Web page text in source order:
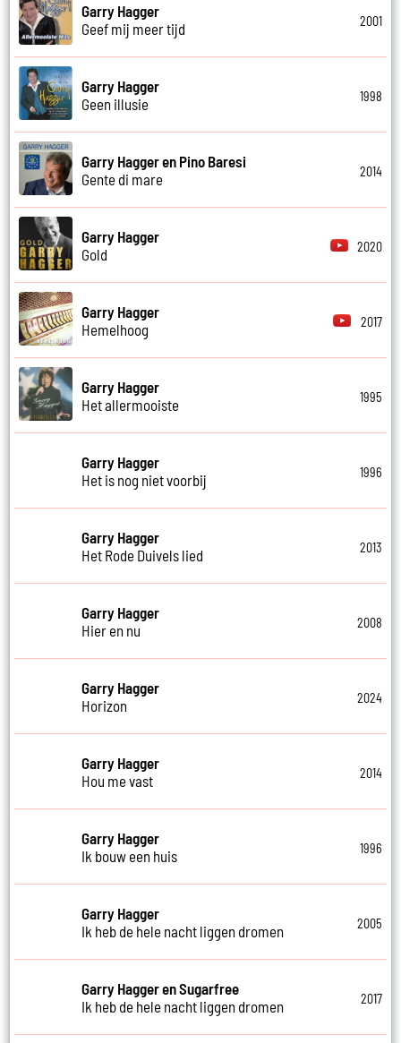
Garry Hagger
Geef mij meer tijd
2001
Garry Hagger
Geen illusie
1998
Garry Hagger en Pino Baresi
Gente di mare
2014
Garry Hagger
Gold
2020
Garry Hagger
Hemelhoog
2017
Garry Hagger
Het allermooiste
1995
Garry Hagger
Het is nog niet voorbij
1996
Garry Hagger
Het Rode Duivels lied
2013
Garry Hagger
Hier en nu
2008
Garry Hagger
Horizon
2024
Garry Hagger
Hou me vast
2014
Garry Hagger
Ik bouw een huis
1996
Garry Hagger
Ik heb de hele nacht liggen dromen
2005
Garry Hagger en Sugarfree
Ik heb de hele nacht liggen dromen
2017